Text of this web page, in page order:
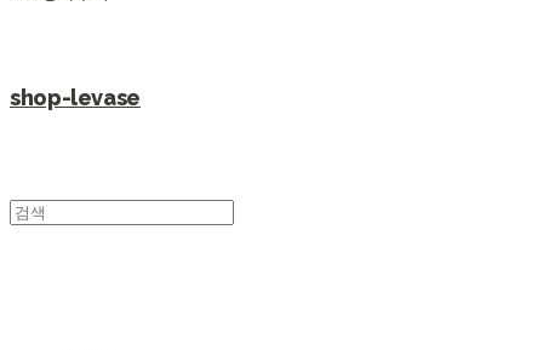
shop-levase